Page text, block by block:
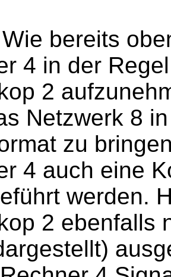
Wie bereits
4 in der
2
Netzwerk 8
zu
4 auch eine
werden.
2 ebenfalls